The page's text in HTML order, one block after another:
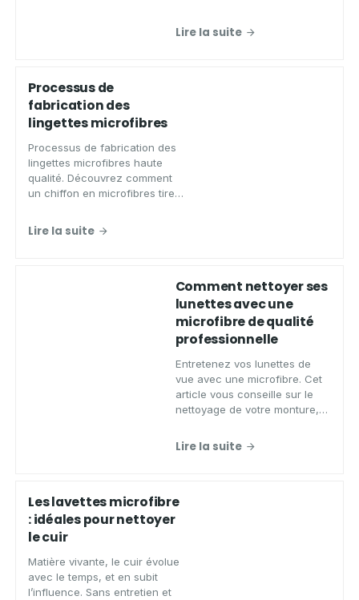
Lire la suite
Processus de
fabrication des
lingettes microfibres
Processus de fabrication des
lingettes microfibres haute
qualité. Découvrez comment
un chiffon en microfibres tire
Lire la suite
Comment nettoyer ses
lunettes avec une
microfibre de qualité
professionnelle
Entretenez vos lunettes de
vue avec une microfibre. Cet
article vous conseille sur le
nettoyage de votre monture,
plus.
Lire la suite
Les lavettes microfibre
: idéales pour nettoyer
le cuir
Matière vivante, le cuir évolue
avec le temps, et en subit
l’influence. Sans entretien et